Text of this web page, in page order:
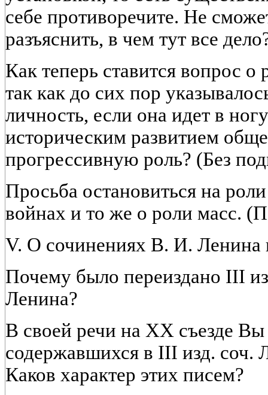
себе противоречите. Не
разъяснить, в чем тут все
Как теперь ставится вопрос
так как до сих пор
личность, если она идет в
историческим развитием
прогрессивную роль? (Без
Просьба остановиться на
войнах и то же о роли масс.
V. О сочинениях В. И. Ленина
Почему было переиздано III
Ленина?
В своей речи на XX съезде Вы
содержавшихся в III изд. соч.
Каков характер этих писем?